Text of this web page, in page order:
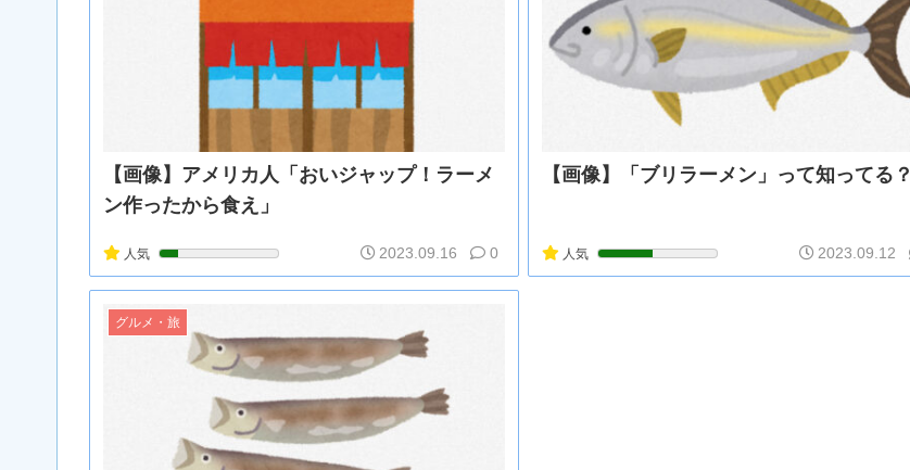
【朗報】みい山作者・亜月ねねちゃんがチョロくて可
2028年ロス五輪米国代表は6連覇なるか 39歳
【悲報】外国人の医療費未払いが多すぎたので病院が
【動画】 クソガキロケット、怖すぎる…これよく轢
欧州「日本だけ反則だろ…」 世界の『日本びいき』
海外「全部日本の真似だったのか…」 日本の普通の
【画像】お前らこの超美人容疑者が、整形か否か判定
【草】アル中「水飲みたくない！」 グラス「はい転
福井県のコメ農家「今年はコメを売ってくれと業者が
白峰ミウ 中田氏 「僕のことなんて好きになるはず
【VCR RUST】キレまくるジャックナイフ一ノ
【画像】アメリカ人「おいジャップ！ラーメ
ン作ったから食え」
人気 2023.09.16 0
【画像】「ブリラーメン」って知ってる？
人気 2023.09.12
グルメ・旅